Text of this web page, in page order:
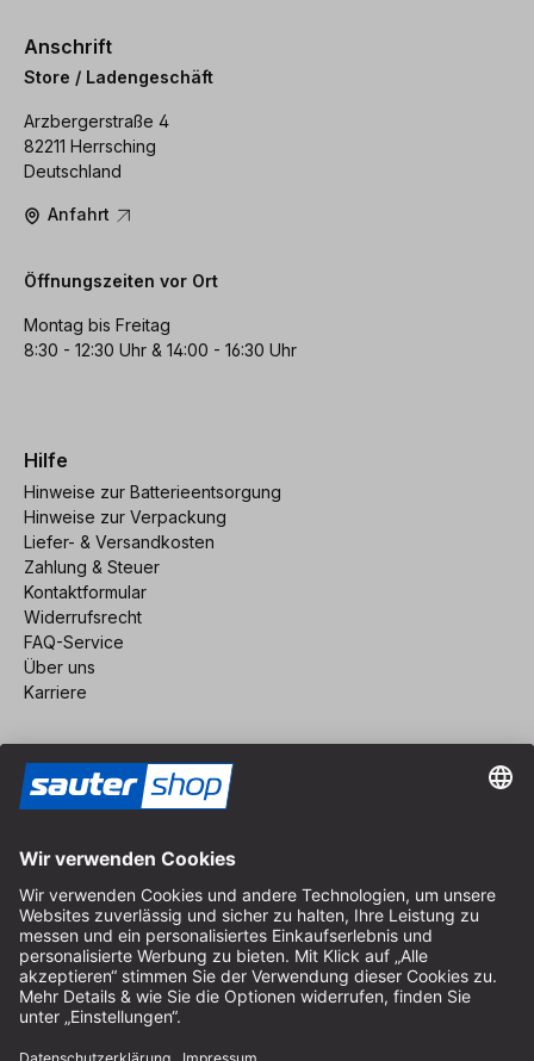
Anschrift
Store / Ladengeschäft
Arzbergerstraße 4
82211 Herrsching
Deutschland
Anfahrt
Öffnungszeiten vor Ort
Montag bis Freitag
8:30 - 12:30 Uhr & 14:00 - 16:30 Uhr
Hilfe
Hinweise zur Batterieentsorgung
Hinweise zur Verpackung
Liefer- & Versandkosten
Zahlung & Steuer
Kontaktformular
Widerrufsrecht
FAQ-Service
Über uns
Karriere
Impressum
AGB
Datenschutz
Cookie-Einstellungen
© 2026 sauter GmbH